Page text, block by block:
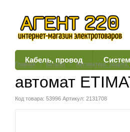
Кабель, провод
Главная Каталог Автоматика, защита,
автомат
Код товара: 53996 Артикул: 2131708